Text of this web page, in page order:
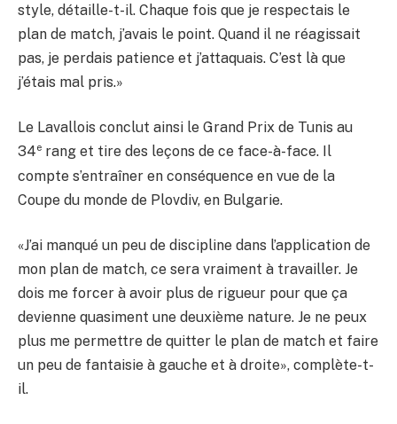
style, détaille-t-il. Chaque fois que je respectais le
plan de match, j’avais le point. Quand il ne réagissait
pas, je perdais patience et j’attaquais. C’est là que
j’étais mal pris.»
Le Lavallois conclut ainsi le Grand Prix de Tunis au
34e rang et tire des leçons de ce face-à-face. Il
compte s’entraîner en conséquence en vue de la
Coupe du monde de Plovdiv, en Bulgarie.
«J’ai manqué un peu de discipline dans l’application de
mon plan de match, ce sera vraiment à travailler. Je
dois me forcer à avoir plus de rigueur pour que ça
devienne quasiment une deuxième nature. Je ne peux
plus me permettre de quitter le plan de match et faire
un peu de fantaisie à gauche et à droite», complète-t-
il.